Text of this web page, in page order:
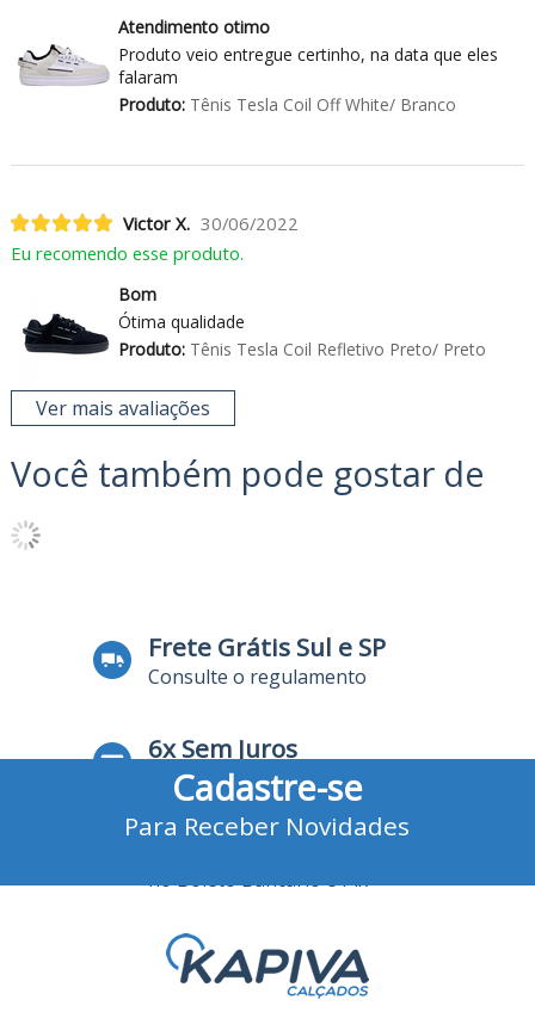
Atendimento otimo
Produto veio entregue certinho, na data que eles
falaram
Produto:Tênis Tesla Coil Off White/ Branco
Victor X. 30/06/2022
Eu recomendo esse produto.
Bom
Ótima qualidade
Produto:Tênis Tesla Coil Refletivo Preto/ Preto
Ver mais avaliações
Você também pode gostar de
Frete Grátis Sul e SP
Consulte o regulamento
6x Sem Juros
no Cartão de Crédito
no Boleto Bancário e Pix
Cadastre-se
Para Receber Novidades